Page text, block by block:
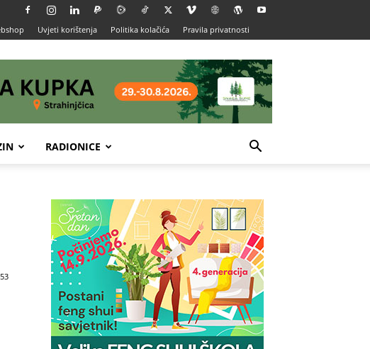
Uvjeti korištenja Politika kolačića Pravila privatnosti
RADIONICE